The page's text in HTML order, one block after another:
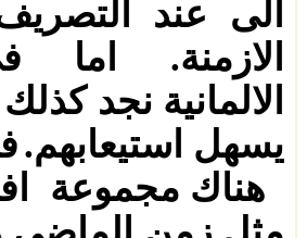
الى عند
الازمنة. اما
الالمانية نجد كذلك
يسهل استيعابهم.
هناك مجموعة